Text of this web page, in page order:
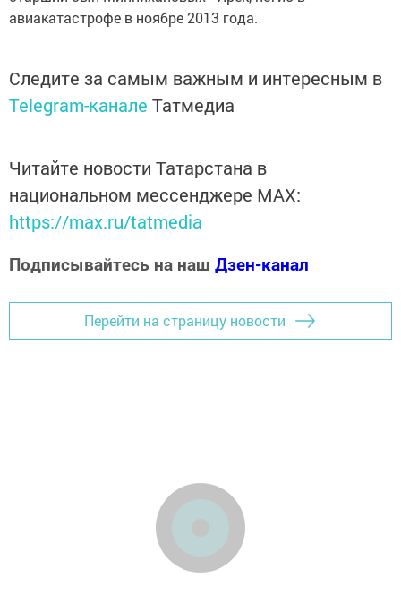
авиакатастрофе в ноябре 2013 года.
Следите за самым важным и интересным в
Telegram-канале Татмедиа
Читайте новости Татарстана в
национальном мессенджере MАХ:
https://max.ru/tatmedia
Подписывайтесь на наш Дзен-канал
Перейти на страницу новости